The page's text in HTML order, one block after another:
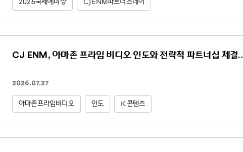
2026국제에미상 CJENM파트너스데이
CJ ENM, 아마존 프라임 비디오 인도와 전략적 파트너십 체
2026.07.27
아마존프라임비디오 인도 K콘텐츠